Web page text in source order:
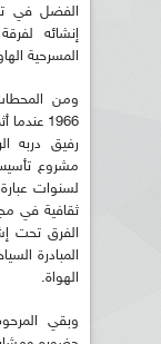
الفضل في
إنشائه
المسرحية
ومن
1966
رفيق دربه
مشروع
لسنوات
الفرق تحت
المبادرة
الهواة.
وبقي